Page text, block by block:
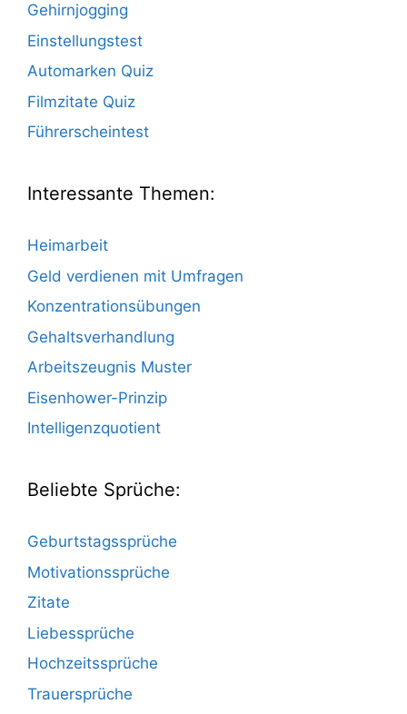
Gehirnjogging
Einstellungstest
Automarken Quiz
Filmzitate Quiz
Führerscheintest
Interessante Themen:
Heimarbeit
Geld verdienen mit Umfragen
Konzentrationsübungen
Gehaltsverhandlung
Arbeitszeugnis Muster
Eisenhower-Prinzip
Intelligenzquotient
Beliebte Sprüche:
Geburtstagssprüche
Motivationssprüche
Zitate
Liebessprüche
Hochzeitssprüche
Trauersprüche